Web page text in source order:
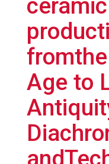
ceramic
Age to